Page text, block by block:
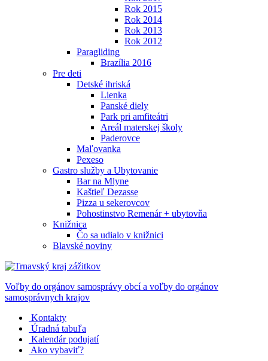
Rok 2015
Rok 2014
Rok 2013
Rok 2012
Paragliding
Brazília 2016
Pre deti
Detské ihriská
Lienka
Panské diely
Park pri amfiteátri
Areál materskej školy
Paderovce
Maľovanka
Pexeso
Gastro služby a Ubytovanie
Bar na Mlyne
Kaštieľ Dezasse
Pizza u sekerovcov
Pohostinstvo Remenár + ubytovňa
Knižnica
Čo sa udialo v knižnici
Blavské noviny
Voľby do orgánov samosprávy obcí a voľby do orgánov
samosprávnych krajov
Kontakty
Úradná tabuľa
Kalendár podujatí
Ako vybaviť?